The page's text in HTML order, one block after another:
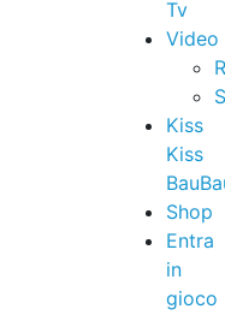
Tv
Video
Kiss
Kiss
Shop
Entra
in
gioco